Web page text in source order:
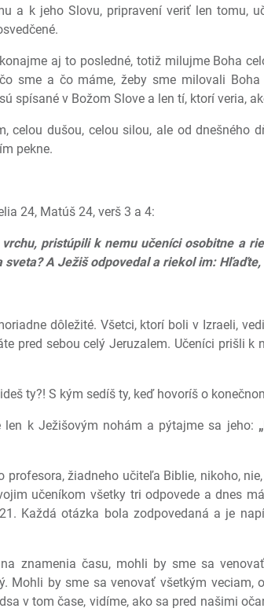
a k jeho Slovu, pripravení veriť len tomu,
aj to posledné, totiž milujme Boha
sme a čo máme, žeby sme milovali
spísané v Božom Slove a len tí, ktorí veria,
celou dušou, celou silou, ale od
pekne.
24, Matúš 24, verš 3 a 4:
pristúpili k nemu učeníci osobitne a
A Ježiš odpovedal a riekol im:
dôležité. Všetci, ktorí boli v Izraeli,
pred sebou celý Jeruzalem. Učeníci prišli
ty?! S kým sedíš ty, keď hovoríš o
len k Ježišovým nohám a pýtajme sa jeho:
profesora, žiadneho učiteľa Biblie, nikoho,
učeníkom všetky tri odpovede a dnes
Každá otázka bola zodpovedaná a je
znamenia času, mohli by sme sa
Mohli by sme sa venovať všetkým veciam,
v tom čase, vidíme, ako sa pred našimi